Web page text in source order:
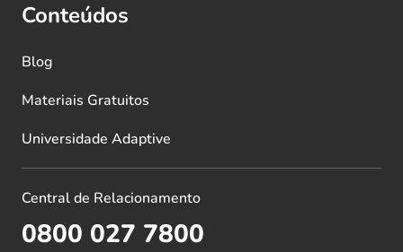
Conteúdos
Blog
Materiais Gratuitos
Universidade Adaptive
Central de Relacionamento
0800 027 7800